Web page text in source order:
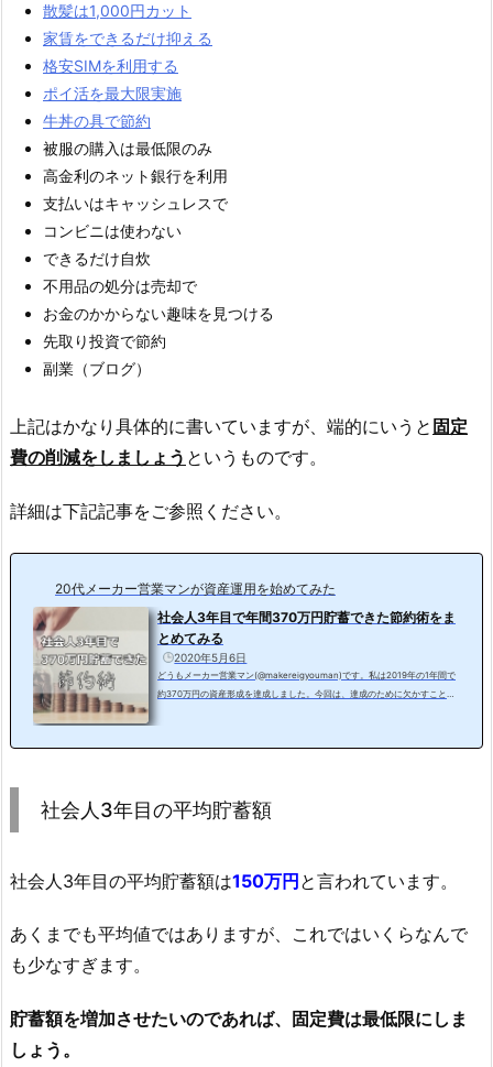
散髪は1,000円カット
家賃をできるだけ抑える
格安SIMを利用する
ポイ活を最大限実施
牛丼の具で節約
被服の購入は最低限のみ
高金利のネット銀行を利用
支払いはキャッシュレスで
コンビニは使わない
できるだけ自炊
不用品の処分は売却で
お金のかからない趣味を見つける
先取り投資で節約
副業（ブログ）
上記はかなり具体的に書いていますが、端的にいうと 固定
費の削減をしましょう というものです。
詳細は下記記事をご参照ください。
20代メーカー営業マンが資産運用を始めてみた
社会人3年目で年間370万円貯蓄できた節約術をま
とめてみる
2020年5月6日
どうもメーカー営業マン(@makereigyouman)です。私は2019年の1年間で
約370万円の資産形成を達成しました。今回は、達成のために欠かすことが
す。名前：メーカー営業マン年齢：25歳（2020年5月時点）住み：東京（都
ってどこにでもいる凡人です...
社会人3年目の平均貯蓄額
社会人3年目の平均貯蓄額は150万円と言われています。
あくまでも平均値ではありますが、これではいくらなんで
も少なすぎます。
貯蓄額を増加させたいのであれば、固定費は最低限にしま
しょう。